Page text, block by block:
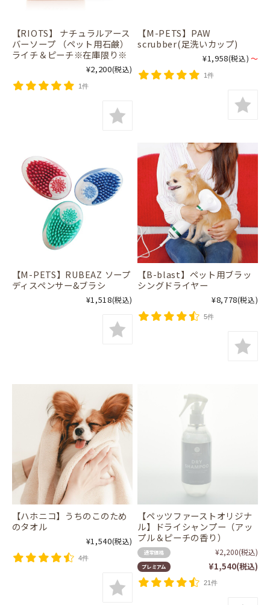
【RIOTS】 ナチュラルアース
バーソープ （ペット用石鹸）
ライチ＆ピーチ※在庫限り※
¥2,200(税込)
1件
【M-PETS】PAW
scrubber(足洗いカップ)
¥1,958(税込) ～
1件
【M-PETS】RUBEAZ ソープ
ディスペンサー&ブラシ
¥1,518(税込)
【B-blast】ペット用ブラッ
シングドライヤー
¥8,778(税込)
5件
【ハホニコ】うちのこのため
のタオル
¥1,540(税込)
4件
【ペッツファーストオリジナ
ル】ドライシャンプー（アッ
プル＆ピーチの香り）
通常価格 ¥2,200(税込)
プレミアム ¥1,540(税込)
21件